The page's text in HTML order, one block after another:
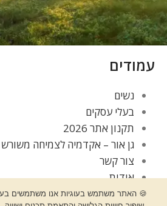
עמודים
נשים
בעלי עסקים
תקנון אתר 2026
גן אור – אקדמיה לצמיחה
צור קשר
אודות
בלוג
🍪 האתר משתמש בעוגיות אנו משתמשים